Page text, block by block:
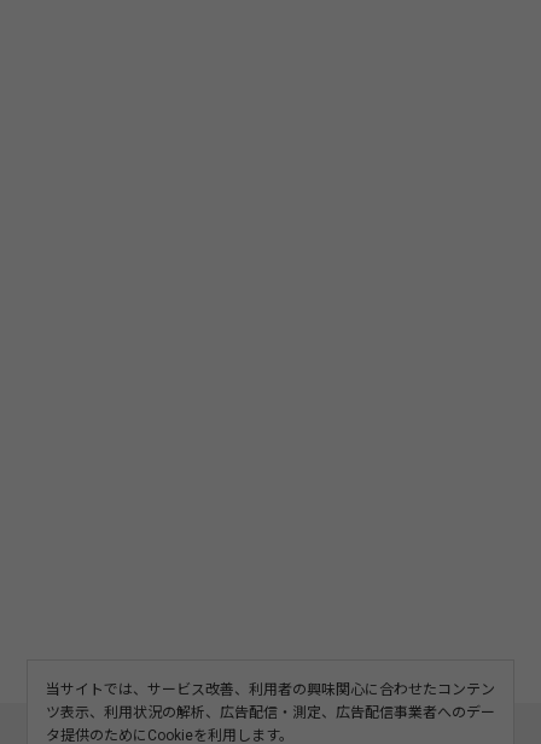
このサイトについて 利用規約
当サイトでは、サービス改善、利用者の興味関心に合わせたコンテン
ツ表示、利用状況の解析、広告配信・測定、広告配信事業者へのデー
タ提供のためにCookieを利用します。